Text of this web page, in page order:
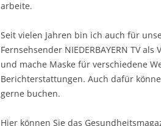
arbeite.
Seit vielen Jahren bin ich auch für
Fernsehsender NIEDERBAYERN TV
und mache Maske für verschiedene
Berichterstattungen. Auch dafür
gerne buchen.
Hier können Sie das